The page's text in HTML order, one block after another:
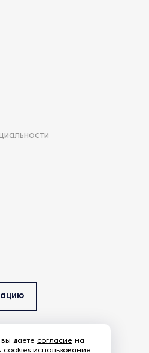
вы даете согласие на
cookies использование